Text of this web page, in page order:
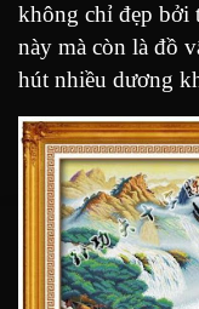
không chỉ đẹp bởi
này mà còn là đồ
hút nhiều dương